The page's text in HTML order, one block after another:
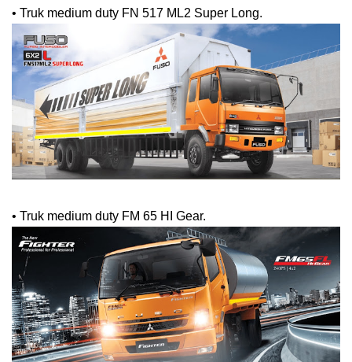
• Truk medium duty FN 517 ML2 Super Long.
• Truk medium duty FM 65 HI Gear.